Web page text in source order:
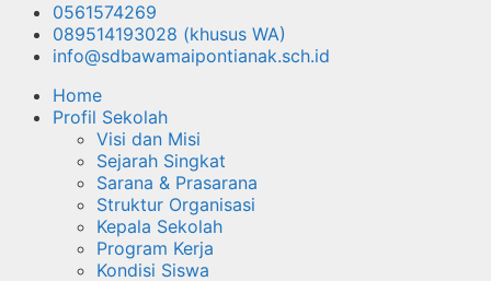
0561574269
089514193028 (khusus WA)
info@sdbawamaipontianak.sch.id
Home
Profil Sekolah
Visi dan Misi
Sejarah Singkat
Sarana & Prasarana
Struktur Organisasi
Kepala Sekolah
Program Kerja
Kondisi Siswa